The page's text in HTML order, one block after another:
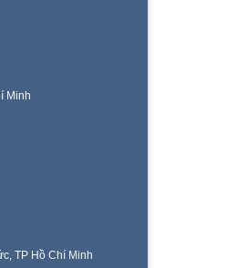
Minh
TP Hồ Chí Minh